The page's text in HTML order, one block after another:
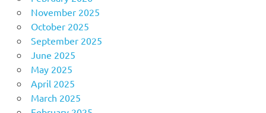
November 2025
October 2025
September 2025
June 2025
May 2025
April 2025
March 2025